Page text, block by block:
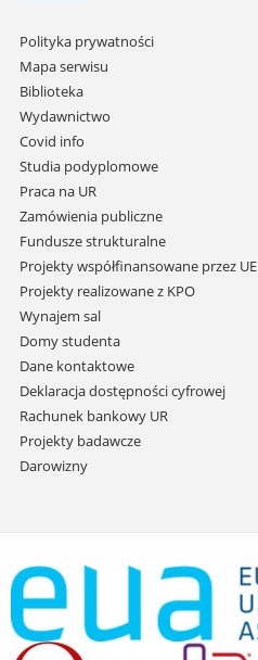
Pomiń
nawigację
i
przejdź
do
treści
Polityka prywatności
Mapa serwisu
Biblioteka
Wydawnictwo
Covid info
Studia podyplomowe
Praca na UR
Zamówienia publiczne
Fundusze strukturalne
Projekty współfinansowane przez UE
Projekty realizowane z KPO
Wynajem sal
Domy studenta
Dane kontaktowe
Deklaracja dostępności cyfrowej
Rachunek bankowy UR
Projekty badawcze
Darowizny